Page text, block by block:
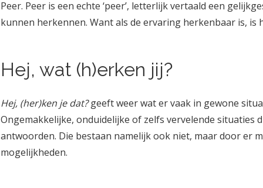
Peer. Peer is een echte ‘peer’, letterlijk vertaald een
kunnen herkennen. Want als de ervaring herkenbaar is,
Hej, wat (h)erken jij?
Hej, (her)ken je dat?geeft weer wat er vaak in gewone
Ongemakkelijke, onduidelijke of zelfs vervelende situaties
antwoorden. Die bestaan namelijk ook niet, maar door er
mogelijkheden.